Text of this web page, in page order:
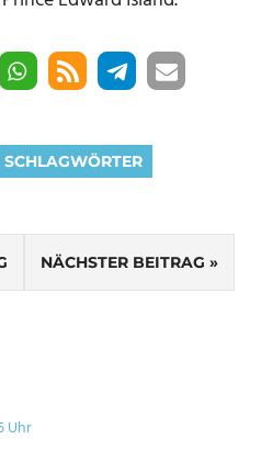
SCHLAGWÖRTER
NÄCHSTER BEITRAG
Uhr